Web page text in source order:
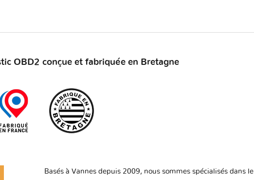
OBD2 conçue et fabriquée en Bretagne
Basés à Vannes depuis 2009, nous sommes spécialisés dans le